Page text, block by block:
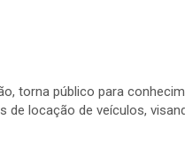
torna público para
locação de veículos,